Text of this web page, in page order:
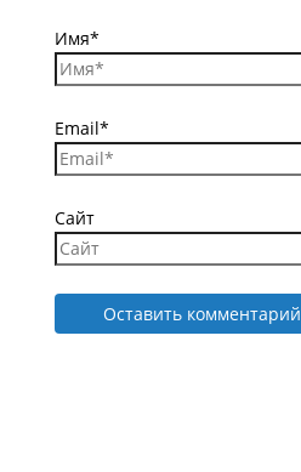
Имя*
Email*
Сайт